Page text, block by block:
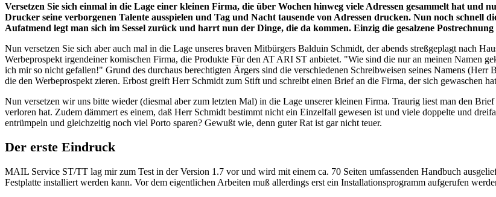
Versetzen Sie sich einmal in die Lage einer kleinen Firma, die über Wochen hinweg viele Adressen gesammelt hat
Drucker seine verborgenen Talente ausspielen und Tag und Nacht tausende von Adressen drucken. Nun noch
Aufatmend legt man sich im Sessel zurück und harrt nun der Dinge, die da kommen. Einzig die gesalzene
Nun versetzen Sie sich aber auch mal in die Lage unseres braven Mitbürgers Balduin Schmidt, der abends streßgeplagt nach
Werbeprospekt irgendeiner komischen Firma, die Produkte Für den AT ARI ST anbietet. "Wie sind die nur an meinen Namen
ich mir so nicht gefallen!" Grund des durchaus berechtigten Ärgers sind die verschiedenen Schreibweisen seines Namens
die den Werbeprospekt zieren. Erbost greift Herr Schmidt zum Stift und schreibt einen Brief an die Firma, der sich gewaschen
Nun versetzen wir uns bitte wieder (diesmal aber zum letzten Mal) in die Lage unserer kleinen Firma. Traurig liest man den
verloren hat. Zudem dämmert es einem, daß Herr Schmidt bestimmt nicht ein Einzelfall gewesen ist und viele doppelte und
entrümpeln und gleichzeitig noch viel Porto sparen? Gewußt wie, denn guter Rat ist gar nicht teuer.
Der erste Eindruck
MAIL Service ST/TT lag mir zum Test in der Version 1.7 vor und wird mit einem ca. 70 Seiten umfassenden Handbuch
Festplatte installiert werden kann. Vor dem eigentlichen Arbeiten muß allerdings erst ein Installationsprogramm aufgerufen